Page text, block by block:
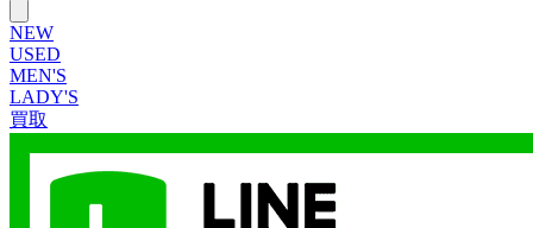
NEW
USED
MEN'S
LADY'S
買取